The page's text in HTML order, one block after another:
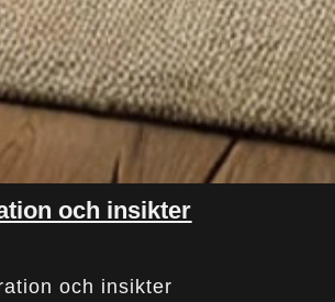
och insikter
och insikter